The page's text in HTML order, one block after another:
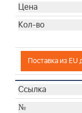
Поставка из EU